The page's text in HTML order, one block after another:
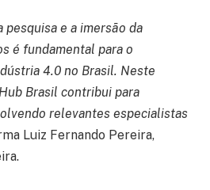
pesquisa e a imersão da
é fundamental para o
4.0 no Brasil. Neste
Brasil contribui para
relevantes especialistas
Luiz Fernando Pereira,